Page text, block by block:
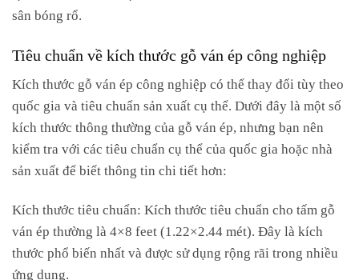
sân bóng rổ.
Tiêu chuẩn về kích thước gỗ ván ép công nghiệp
Kích thước gỗ ván ép công nghiệp có thể thay đổi tùy theo
quốc gia và tiêu chuẩn sản xuất cụ thể. Dưới đây là một số
kích thước thông thường của gỗ ván ép, nhưng bạn nên
kiểm tra với các tiêu chuẩn cụ thể của quốc gia hoặc nhà
sản xuất để biết thông tin chi tiết hơn:
Kích thước tiêu chuẩn: Kích thước tiêu chuẩn cho tấm gỗ
ván ép thường là 4×8 feet (1.22×2.44 mét). Đây là kích
thước phổ biến nhất và được sử dụng rộng rãi trong nhiều
ứng dụng.